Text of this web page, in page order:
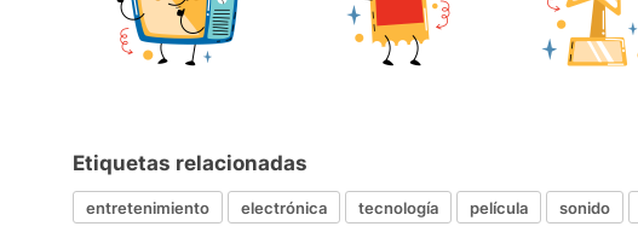
Etiquetas relacionadas
entretenimiento electrónica tecnología película sonido